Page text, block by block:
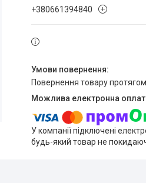
+380661394840
повернення товару
У компанії підключені
будь-який товар не